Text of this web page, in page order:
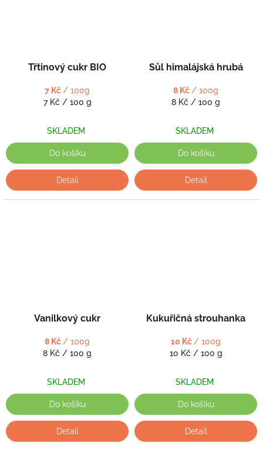
Třtinový cukr BIO
7 Kč / 100g
Měrná
7 Kč / 100 g
SKLADEM
Do košíku
Detail
Sůl himalájská hrubá
8 Kč / 100g
Měrná
8 Kč / 100 g
SKLADEM
Do košíku
Detail
Vanilkový cukr
8 Kč / 100g
Měrná
8 Kč / 100 g
SKLADEM
Do košíku
Detail
Kukuřičná strouhanka
10 Kč / 100g
Měrná
10 Kč / 100 g
SKLADEM
Do košíku
Detail